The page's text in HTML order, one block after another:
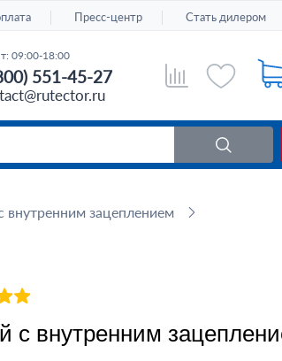
Пресс-центр Стать дилером
09:00-18:00
551-45-27
зацеплением
с внутренним